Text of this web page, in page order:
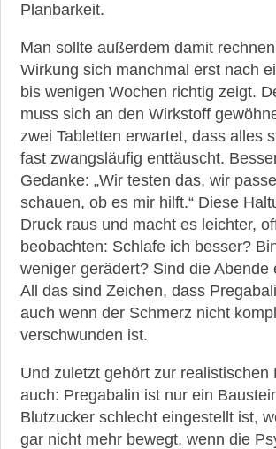
Planbarkeit.
Man sollte außerdem damit
Wirkung sich manchmal erst nach
bis wenigen Wochen richtig zeigt.
muss sich an den Wirkstoff
zwei Tabletten erwartet, dass alles
fast zwangsläufig enttäuscht.
Gedanke: „Wir testen das, wir
schauen, ob es mir hilft.“ Diese
Druck raus und macht es leichter,
beobachten: Schlafe ich besser?
weniger gerädert? Sind die Abende
All das sind Zeichen, dass
auch wenn der Schmerz nicht
verschwunden ist.
Und zuletzt gehört zur realistischen
auch: Pregabalin ist nur ein
Blutzucker schlecht eingestellt ist,
gar nicht mehr bewegt, wenn die